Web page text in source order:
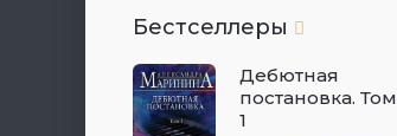
Бестселлеры
Дебютная
постановка. Том
1